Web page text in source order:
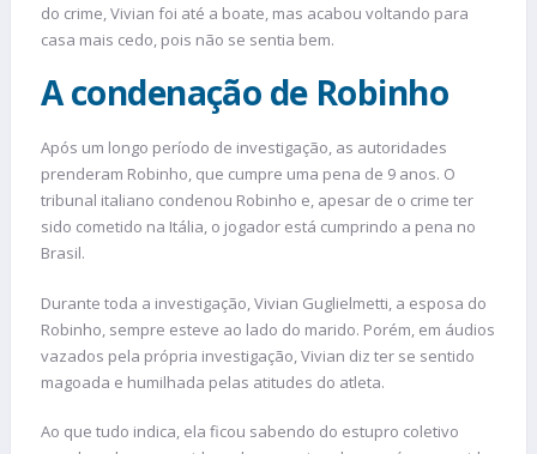
do crime, Vivian foi até a boate, mas acabou voltando para
casa mais cedo, pois não se sentia bem.
A condenação de Robinho
Após um longo período de investigação, as autoridades
prenderam Robinho, que cumpre uma pena de 9 anos. O
tribunal italiano condenou Robinho e, apesar de o crime ter
sido cometido na Itália, o jogador está cumprindo a pena no
Brasil.
Durante toda a investigação, Vivian Guglielmetti, a esposa do
Robinho, sempre esteve ao lado do marido. Porém, em áudios
vazados pela própria investigação, Vivian diz ter se sentido
magoada e humilhada pelas atitudes do atleta.
Ao que tudo indica, ela ficou sabendo do estupro coletivo